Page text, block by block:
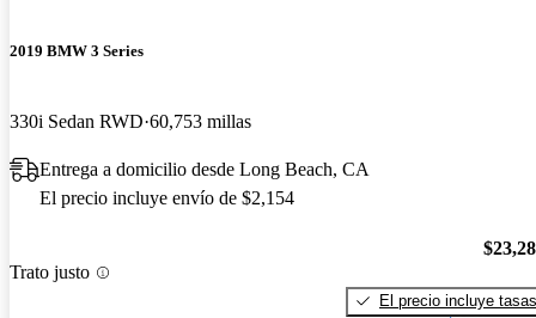
2019 BMW 3 Series
330i Sedan RWD 60,753 millas
Entrega a domicilio desde Long Beach, CA
El precio incluye envío de $2,154
Trato justo
El precio incluye tasas